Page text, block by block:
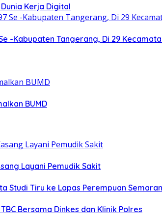
Kerja Digital
-Kabupaten Tangerang, Di 29
BUMD
Layani Pemudik Sakit
Studi Tiru ke Lapas Perempuan
Bersama Dinkes dan Klinik Polres